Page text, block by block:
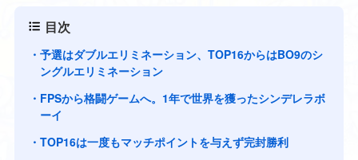
目次
予選はダブルエリミネーション、TOP16からはBO9のシ
ングルエリミネーション
FPSから格闘ゲームへ。1年で世界を獲ったシンデレラボ
ーイ
TOP16は一度もマッチポイントを与えず完封勝利